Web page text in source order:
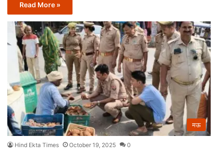
Read More »
मऊ
Hind Ekta Times October 19, 2025 0